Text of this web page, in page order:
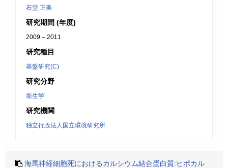
石堂 正美
研究期間 (年度)
2009 – 2011
研究種目
基盤研究(C)
研究分野
衛生学
研究機関
独立行政法人国立環境研究所
海馬神経細胞死におけるカルシウム結合蛋白質:ヒポカル